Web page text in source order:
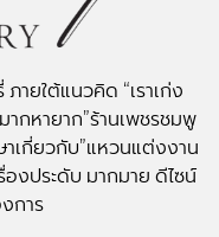
ายใต้แนวคิด “เราเก่ง
กหายาก”ร้านเพชรชมพู
เกี่ยวกับ”แหวนแต่งงาน
งประดับ มากมาย ดีไซน์
การ